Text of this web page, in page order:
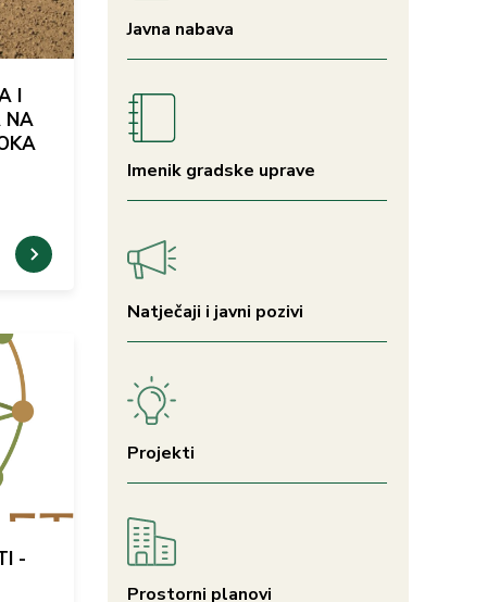
I
NA
-
Javna nabava
Imenik gradske uprave
Natječaji i javni pozivi
Projekti
Prostorni planovi